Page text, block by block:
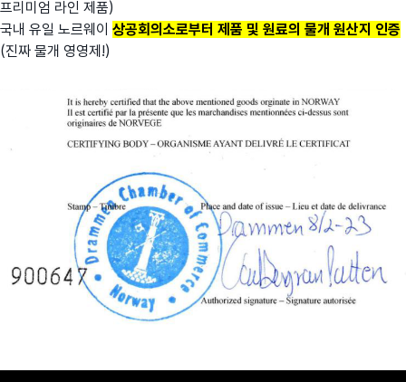
프리미엄 라인 제품)
국내 유일 노르웨이 상공회의소로부터 제품 및 원료의 물개 원산지 인증
(진짜 물개 영영제!)